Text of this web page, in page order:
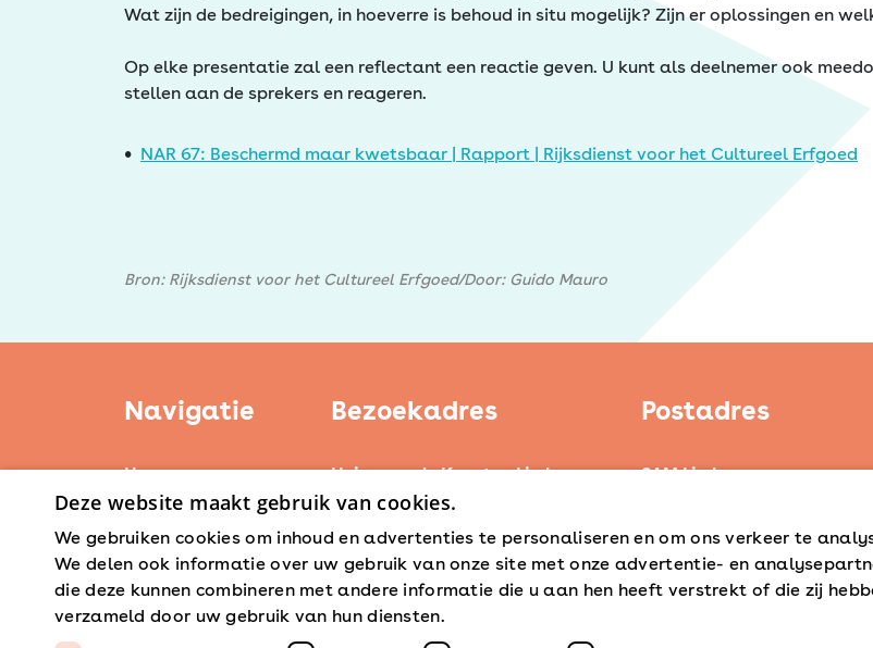
Wat zijn de bedreigingen, in hoeverre is behoud in situ mogelijk? Zijn er oplossingen en
Op elke presentatie zal een reflectant een reactie geven. U kunt als deelnemer ook
stellen aan de sprekers en reageren.
NAR 67: Beschermd maar kwetsbaar | Rapport | Rijksdienst voor het Cultureel Erfgoed
Bron: Rijksdienst voor het Cultureel Erfgoed/Door: Guido Mauro
Navigatie
Home
Kerntaken
Actueel
Erfgoedbeleid
Steunpunten
Bezoekadres
Huis voor de Kunsten Limburg
Weerstand Roermond
6042 GG Roermond
Postadres
SAM Limburg
steunpunt@sam-
Deze website maakt gebruik van cookies.
We gebruiken cookies om inhoud en advertenties te personaliseren en om ons verkeer te
We delen ook informatie over uw gebruik van onze site met onze advertentie- en
die deze kunnen combineren met andere informatie die u aan hen heeft verstrekt of die zij
verzameld door uw gebruik van hun diensten.